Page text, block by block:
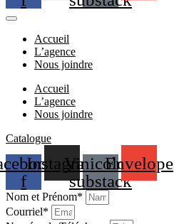
Accueil
L’agence
Nous joindre
Accueil
L’agence
Nous joindre
Catalogue
f
InstagramVinicolor-
substack
Envelope
Nom et Prénom*
Courriel*